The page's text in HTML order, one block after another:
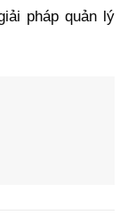
pháp quản lý